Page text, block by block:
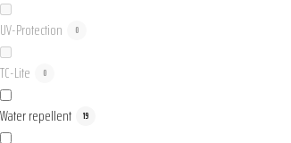
UV-Protection 0
TC-Lite 0
Water repellent 19